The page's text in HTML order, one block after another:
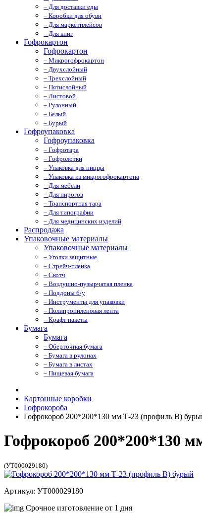
– Для доставки еды
– Коробки для обуви
– Для маркетплейсов
– Для книг
Гофрокартон
Гофрокартон
– Микрогофрокартон
– Двухслойный
– Трехслойный
– Пятислойный
– Листовой
– Рулонный
– Белый
– Бурый
Гофроупаковка
Гофроупаковка
– Гофротара
– Гофролотки
– Упаковка для пиццы
– Упаковка из микрогофрокартона
– Для мебели
– Для пирогов
– Транспортная тара
– Для типографии
– Для медицинских изделий
Распродажа
Упаковочные материалы
Упаковочные материалы
– Уголки защитные
– Стрейч-пленка
– Скотч
– Воздушно-пузырчатая пленка
– Поддоны б/у
– Инструменты для упаковки
– Полипропиленовая лента
– Крафт пакеты
Бумага
Бумага
– Оберточная бумага
– Бумага в рулонах
– Бумага в листах
– Пищевая бумага
Картонные коробки
Гофрокороба
Гофрокороб 200*200*130 мм Т-23 (профиль B)
Гофрокороб 200*200*130
(УТ000029180)
Артикул: УТ000029180
Срочное изготовление от 1 дня